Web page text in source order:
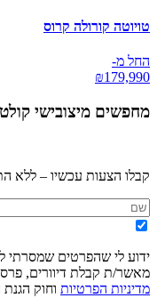
טויוטה קורולה קרוס
החל מ-
₪179,990
מחפשים מיצובישי קולט
קבלו הצעות עכשיו – ללא
ידוע לי שהפרטים שמסרתי
מאשר/ת קבלת דיוורים,
מדיניות הפרטיות וחוק